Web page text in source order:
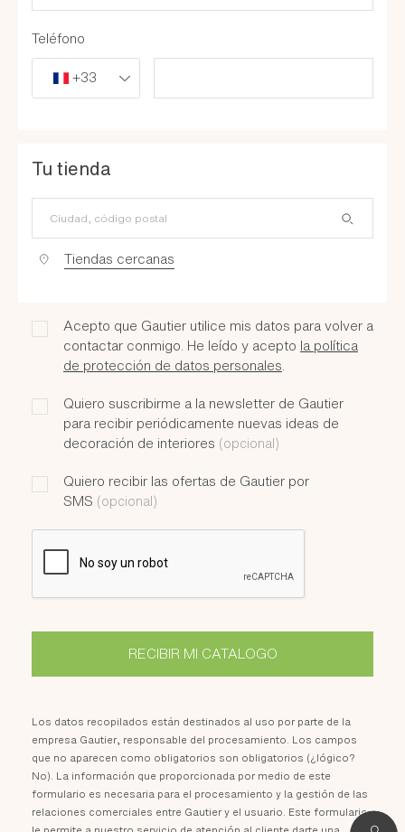
Teléfono
+33
Tu tienda
Tiendas cercanas
Acepto que Gautier utilice mis datos para volver a
contactar conmigo. He leído y acepto la política
de protección de datos personales
Quiero suscribirme a la newsletter de Gautier
para recibir periódicamente nuevas ideas de
decoración de interiores (opcional)
Quiero recibir las ofertas de Gautier por
SMS (opcional)
RECIBIR MI CATALOGO
Los datos recopilados están destinados al uso por parte de la
empresa Gautier, responsable del procesamiento. Los campos
que no aparecen como obligatorios son obligatorios (¿lógico?
No). La información que proporcionada por medio de este
formulario es necesaria para el procesamiento y la gestión de las
relaciones comerciales entre Gautier y el usuario. Este formulario
le permite a nuestro servicio de atención al cliente darte una